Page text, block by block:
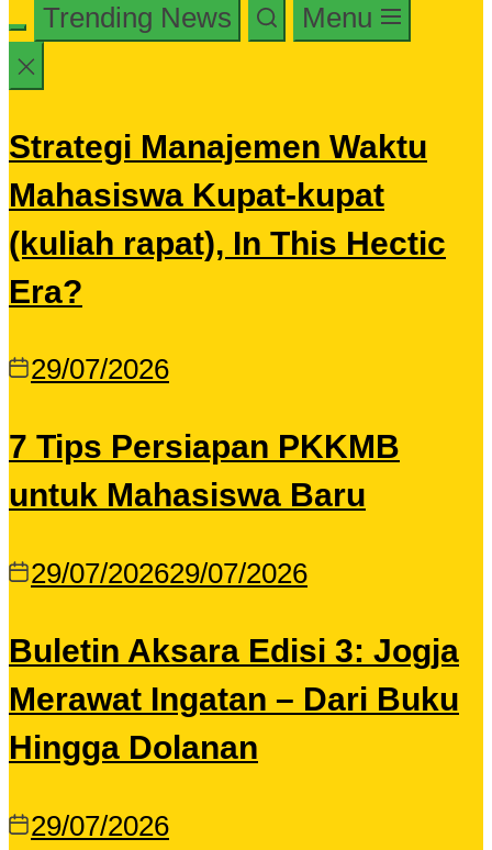
Trending News Menu
Strategi Manajemen Waktu
Mahasiswa Kupat-kupat
(kuliah rapat), In This Hectic
Era?
29/07/2026
7 Tips Persiapan PKKMB
untuk Mahasiswa Baru
29/07/202629/07/2026
Buletin Aksara Edisi 3: Jogja
Merawat Ingatan – Dari Buku
Hingga Dolanan
29/07/2026